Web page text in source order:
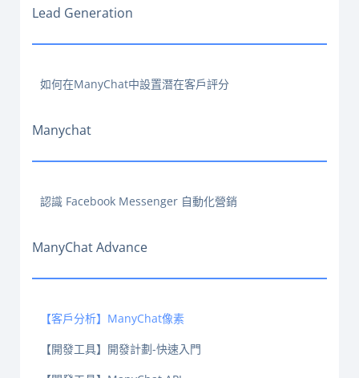
Lead Generation
如何在ManyChat中設置潛在客戶評分
Manychat
認識 Facebook Messenger 自動化營銷
ManyChat Advance
【客戶分析】ManyChat像素
【開發工具】開發計劃-快速入門